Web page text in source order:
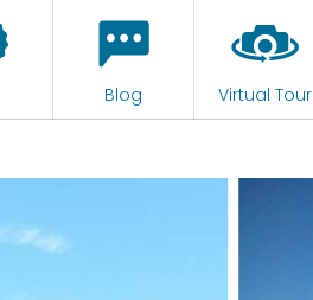
Blog Virtual Tour